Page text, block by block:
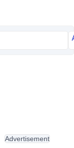
Advertisement